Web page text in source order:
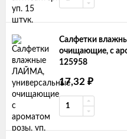
Салфетки
очищающие, с
125958
17,32 ₽